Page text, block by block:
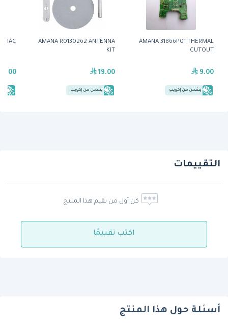
AMANA 31866P01 THERMAL
CUTOUT
9.00
يشحن من إكويب
AMANA R0130262 ANTENNA
KIT
19.00
يشحن من إكويب
التقييمات
كن أول من يقيم هذا المنتج
اكتب تقييمًا
أسئلة حول هذا المنتج